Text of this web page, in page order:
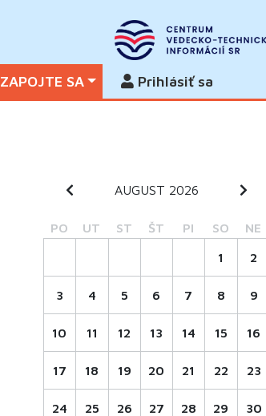
ZAPOJTE SA Prihlásiť sa
AUGUST 2026
PO UT ST ŠT PI SO NE
1 2
3 4 5 6 7 8 9
10 11 12 13 14 15 16
17 18 19 20 21 22 23
24 25 26 27 28 29 30